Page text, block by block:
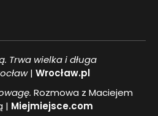
Trwa wielka i długa
| Wrocław.pl
Rozmowa z Maciejem
| Miejmiejsce.com